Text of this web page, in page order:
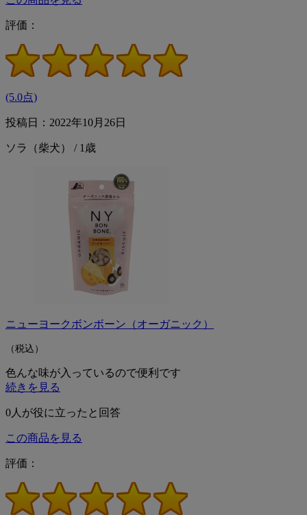
評価：
(5.0点)
投稿日：2022年10月26日
ソラ（柴犬） / 1歳
ニューヨークボンボーン（オーガニック）
（税込）
色んな味が入っているので便利です
続きを見る
0人が役に立ったと回答
この商品を見る
評価：